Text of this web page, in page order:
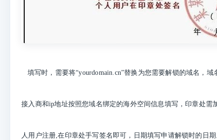
填写时，需要将“yourdomain.cn”替换为您需要解锁的域名，域
接入商和ip地址按照您域名绑定的海外空间信息填写，印章处需
人用户注册,在印章处手写签名即可，日期填写申请解锁时的日